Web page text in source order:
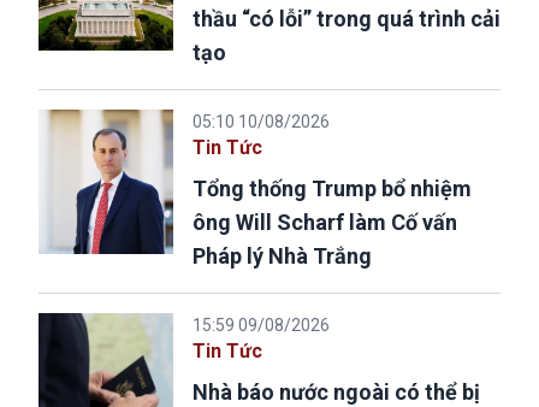
thầu “có lỗi” trong quá trình cải
tạo
05:10 10/08/2026
Tin Tức
Tổng thống Trump bổ nhiệm
ông Will Scharf làm Cố vấn
Pháp lý Nhà Trắng
15:59 09/08/2026
Tin Tức
Nhà báo nước ngoài có thể bị